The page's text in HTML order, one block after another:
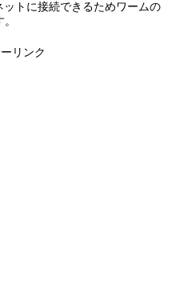
トに接続できるためワームの
リンク